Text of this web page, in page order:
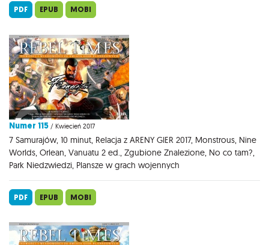
PDF EPUB MOBI
Numer 115 / Kwiecień 2017
7 Samurajów, 10 minut, Relacja z ARENY GIER 2017, Monstrous, Nine
Worlds, Orlean, Vanuatu 2 ed., Zgubione Znalezione, No co tam?,
Park Niedzwiedzi, Plansze w grach wojennych
PDF EPUB MOBI